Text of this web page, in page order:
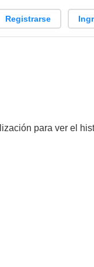
Registrarse
para ver el